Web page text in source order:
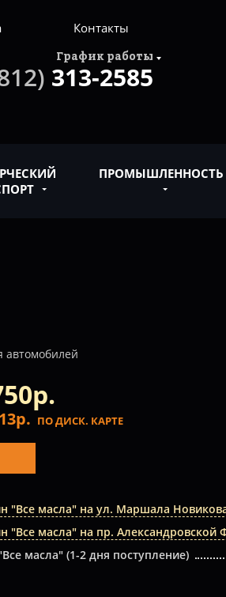
Контакты
График работы
313-2585
ПРОМЫШЛЕННОСТЬ
автомобилей
ПО ДИСК. КАРТЕ
"Все масла" на ул. Маршала
"Все масла" на пр. Александровской
масла" (1-2 дня поступление)